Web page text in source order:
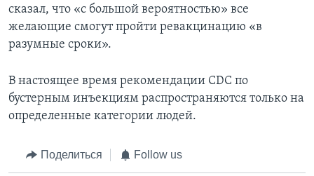
сказал, что «с большой вероятностью» все
желающие смогут пройти ревакцинацию «в
разумные сроки».
В настоящее время рекомендации CDC по
бустерным инъекциям распространяются только на
определенные категории людей.
Поделиться Follow us